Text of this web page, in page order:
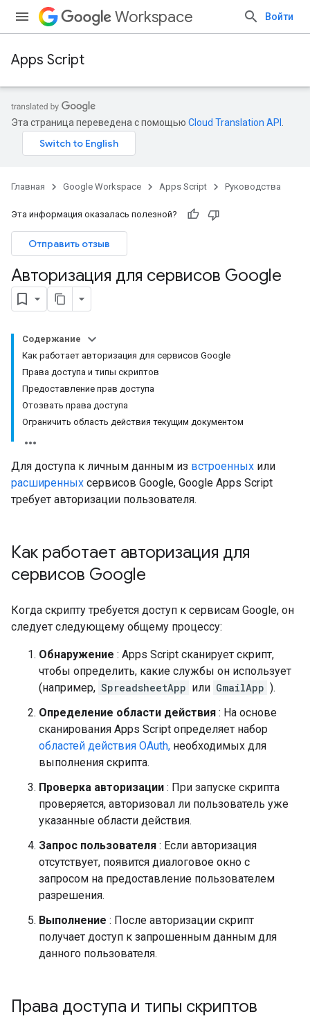
Workspace Войти
Apps Script
Эта страница переведена с помощью Cloud Translation API
Главная Google Workspace Apps Script Руководства
Эта информация оказалась полезной?
Отправить отзыв
Авторизация для сервисов Google
Содержание
Как работает авторизация для сервисов Google
Права доступа и типы скриптов
Предоставление прав доступа
Отозвать права доступа
Ограничить область действия текущим документом
Для доступа к личным данным из встроенных или
расширенных сервисов Google, Google Apps Script
требует авторизации пользователя.
Как работает авторизация для
сервисов Google
Когда скрипту требуется доступ к сервисам Google, он
следует следующему общему процессу:
Обнаружение : Apps Script сканирует скрипт,
чтобы определить, какие службы он использует
(например, SpreadsheetApp или GmailApp ).
Определение области действия : На основе
сканирования Apps Script определяет набор
областей действия OAuth, необходимых для
выполнения скрипта.
Проверка авторизации : При запуске скрипта
проверяется, авторизовал ли пользователь уже
указанные области действия.
Запрос пользователя : Если авторизация
отсутствует, появится диалоговое окно с
запросом на предоставление пользователем
разрешения.
Выполнение : После авторизации скрипт
получает доступ к запрошенным данным для
данного пользователя.
Права доступа и типы скриптов